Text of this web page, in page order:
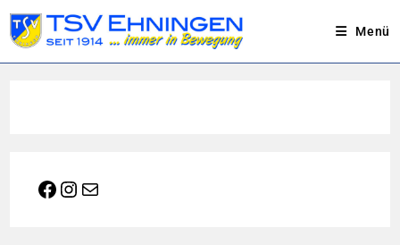
Menü
Facebook
Instagram
E-Mail